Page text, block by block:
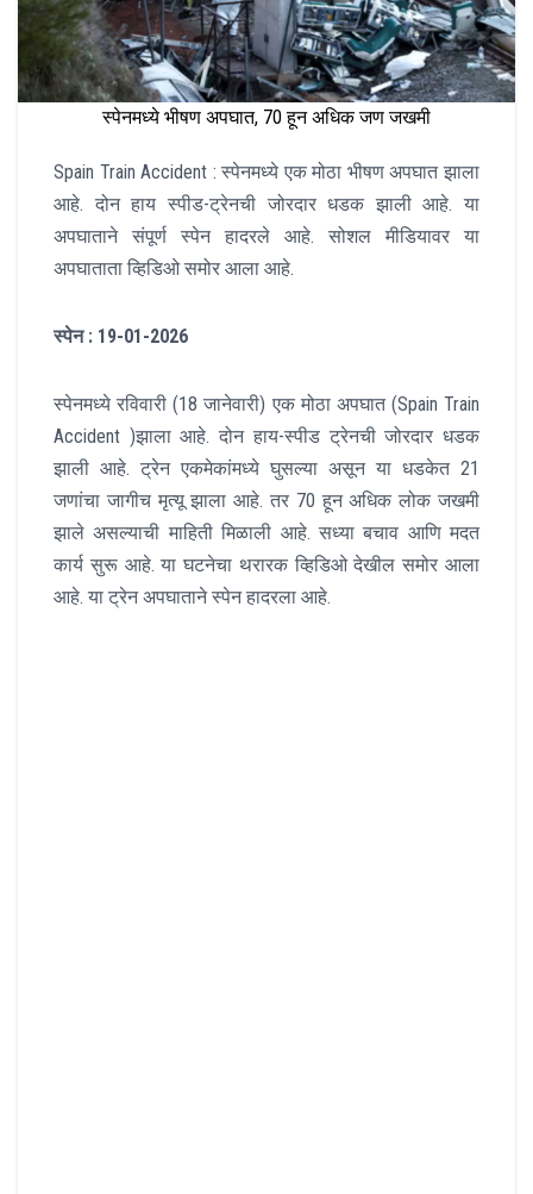
स्पेनमध्ये भीषण अपघात, 70 हून अधिक जण जखमी
Spain Train Accident : स्पेनमध्ये एक मोठा भीषण अपघात झाला
आहे. दोन हाय स्पीड-ट्रेनची जोरदार धडक झाली आहे. या
अपघाताने संपूर्ण स्पेन हादरले आहे. सोशल मीडियावर या
अपघाताता व्हिडिओ समोर आला आहे.
स्पेन : 19-01-2026
स्पेनमध्ये रविवारी (18 जानेवारी) एक मोठा अपघात (Spain Train
Accident )झाला आहे. दोन हाय-स्पीड ट्रेनची जोरदार धडक
झाली आहे. ट्रेन एकमेकांमध्ये घुसल्या असून या धडकेत 21
जणांचा जागीच मृत्यू झाला आहे. तर 70 हून अधिक लोक जखमी
झाले असल्याची माहिती मिळाली आहे. सध्या बचाव आणि मदत
कार्य सुरू आहे. या घटनेचा थरारक व्हिडिओ देखील समोर आला
आहे. या ट्रेन अपघाताने स्पेन हादरला आहे.